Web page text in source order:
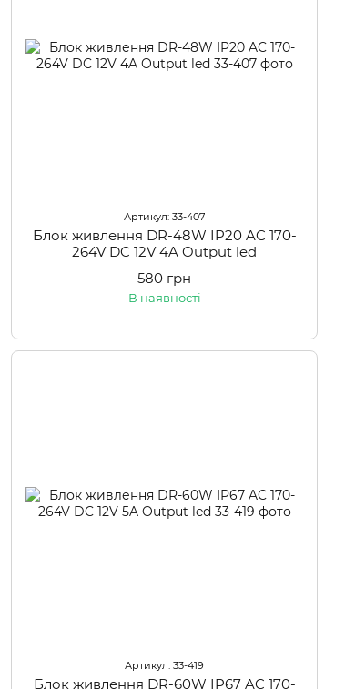
Артикул: 33-407
Блок живлення DR-48W IP20 AC 170-
264V DC 12V 4A Output led
580 грн
В наявності
Артикул: 33-419
Блок живлення DR-60W IP67 AC 170-